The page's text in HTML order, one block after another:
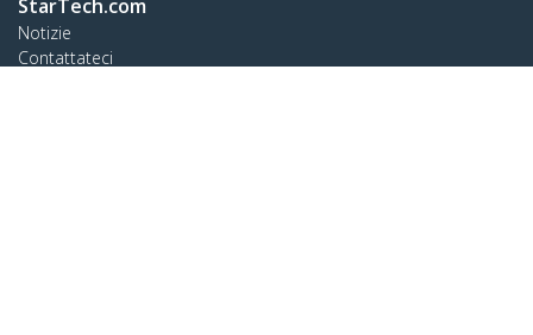
StarTech.com
Notizie
Contattateci